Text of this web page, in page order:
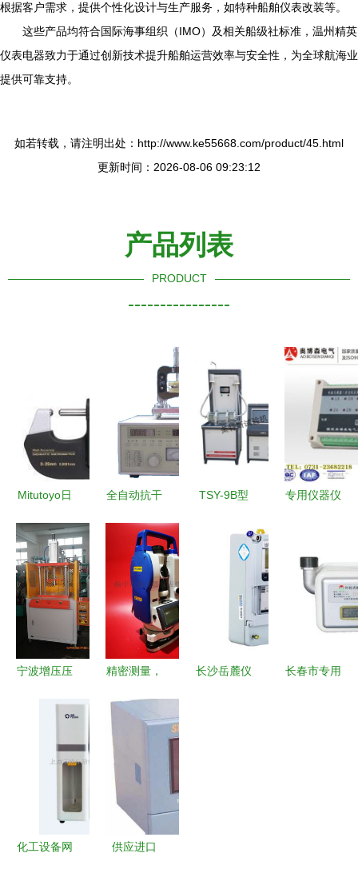
根据客户需求，提供个性化设计与生产服务，如特种船舶仪表改装等。
这些产品均符合国际海事组织（IMO）及相关船级社标准，温州精英
仪表电器致力于通过创新技术提升船舶运营效率与安全性，为全球航海业
提供可靠支持。
如若转载，请注明出处：http://www.ke55668.com/product/45.html
更新时间：2026-08-06 09:23:12
产品列表
PRODUCT
----------------
Mitutoyo日
率
0.0001mm
数显千分尺
精密测量的
行业标杆
全自动抗干
介质损耗测
试仪 专用
仪器仪表领
域的精密测
量利器
TSY-9B型
料垂直渗透
专用仪器仪
用的守护者
宁波增压压
增压压床厂
家的专业制
造与应用
精密测量，
定边苏州一
光与榆中汇
锦仪器仪表
的专业价值
长沙岳麓仪
长春市专用
化工设备网
供应进口